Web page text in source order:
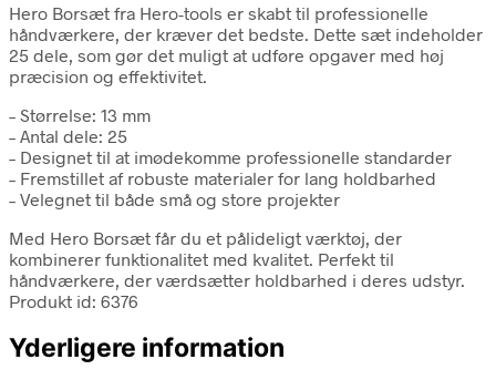
Hero Borsæt fra Hero-tools er skabt til professionelle
håndværkere, der kræver det bedste. Dette sæt indeholder
25 dele, som gør det muligt at udføre opgaver med høj
præcision og effektivitet.
– Størrelse: 13 mm
– Antal dele: 25
– Designet til at imødekomme professionelle standarder
– Fremstillet af robuste materialer for lang holdbarhed
– Velegnet til både små og store projekter
Med Hero Borsæt får du et pålideligt værktøj, der
kombinerer funktionalitet med kvalitet. Perfekt til
håndværkere, der værdsætter holdbarhed i deres udstyr.
Produkt id: 6376
Yderligere information